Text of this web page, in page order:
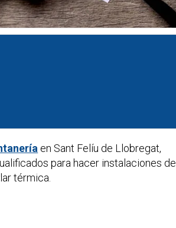
en Sant Felíu de Llobregat,
para hacer instalaciones de
térmica.